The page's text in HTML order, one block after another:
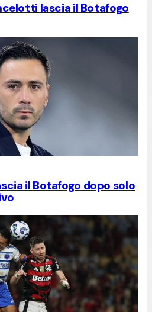
lascia il Botafogo
il Botafogo dopo solo